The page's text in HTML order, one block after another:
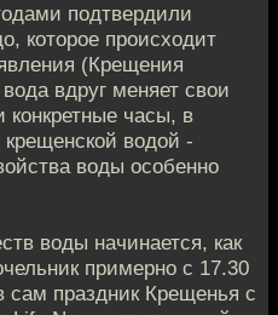
подтвердили
которое происходит
(Крещения
вдруг меняет свои
конкретные часы, в
крещенской водой -
воды особенно
воды начинается, как
примерно с 17.30
сам праздник Крещенья с